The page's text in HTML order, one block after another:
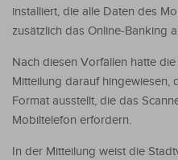
installiert, die alle Daten des
zusätzlich das Online-Banking
Nach diesen Vorfällen hatte
Mitteilung darauf hingewiesen,
Format ausstellt, die das
Mobiltelefon erfordern.
In der Mitteilung weist die